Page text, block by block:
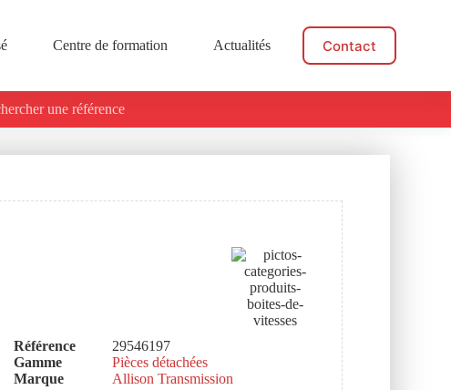
Centre de formation Actualités Contact
une référence
Référence
29546197
Gamme
Pièces détachées
Marque
Allison Transmission